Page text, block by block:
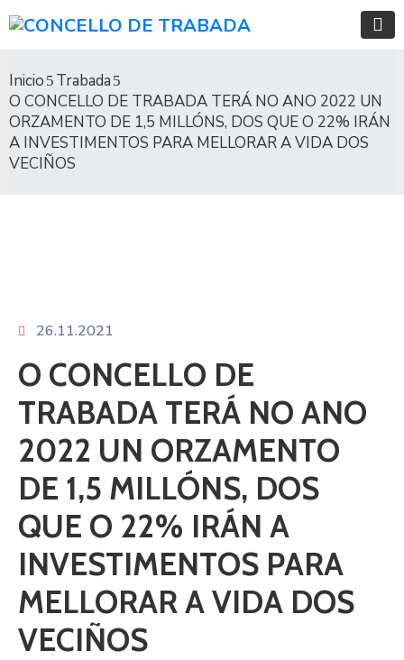
Inicio
Trabada
O CONCELLO DE TRABADA TERÁ NO ANO 2022 UN
ORZAMENTO DE 1,5 MILLÓNS, DOS QUE O 22% IRÁN
A INVESTIMENTOS PARA MELLORAR A VIDA DOS
VECIÑOS
26.11.2021
O CONCELLO DE
TRABADA TERÁ NO ANO
2022 UN ORZAMENTO
DE 1,5 MILLÓNS, DOS
QUE O 22% IRÁN A
INVESTIMENTOS PARA
MELLORAR A VIDA DOS
VECIÑOS